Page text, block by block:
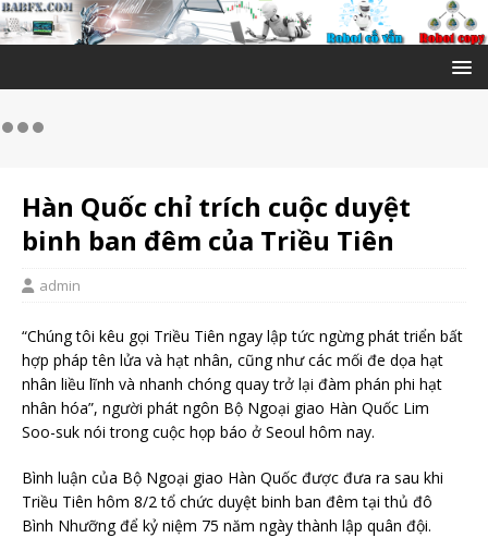
Hàn Quốc chỉ trích cuộc duyệt
binh ban đêm của Triều Tiên
admin
“Chúng tôi kêu gọi Triều Tiên ngay lập tức ngừng phát triển bất
hợp pháp tên lửa và hạt nhân, cũng như các mối đe dọa hạt
nhân liều lĩnh và nhanh chóng quay trở lại đàm phán phi hạt
nhân hóa”, người phát ngôn Bộ Ngoại giao Hàn Quốc Lim
Soo-suk nói trong cuộc họp báo ở Seoul hôm nay.
Bình luận của Bộ Ngoại giao Hàn Quốc được đưa ra sau khi
Triều Tiên hôm 8/2 tổ chức duyệt binh ban đêm tại thủ đô
Bình Nhưỡng để kỷ niệm 75 năm ngày thành lập quân đội.